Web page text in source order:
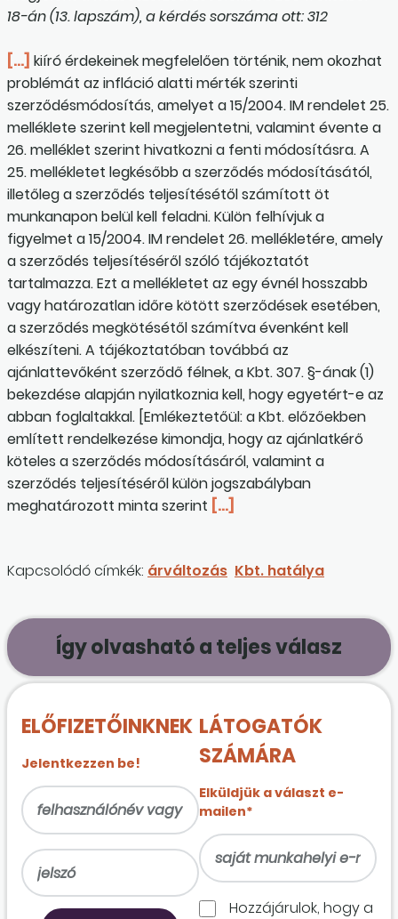
18-án (13. lapszám), a kérdés sorszáma ott: 312
[…] kiíró érdekeinek megfelelően történik, nem okozhat
problémát az infláció alatti mérték szerinti
szerződésmódosítás, amelyet a 15/2004. IM rendelet 25.
melléklete szerint kell megjelentetni, valamint évente a
26. melléklet szerint hivatkozni a fenti módosításra. A
25. mellékletet legkésőbb a szerződés módosításától,
illetőleg a szerződés teljesítésétől számított öt
munkanapon belül kell feladni. Külön felhívjuk a
figyelmet a 15/2004. IM rendelet 26. mellékletére, amely
a szerződés teljesítéséről szóló tájékoztatót
tartalmazza. Ezt a mellékletet az egy évnél hosszabb
vagy határozatlan időre kötött szerződések esetében,
a szerződés megkötésétől számítva évenként kell
elkészíteni. A tájékoztatóban továbbá az
ajánlattevőként szerződő félnek, a Kbt. 307. §-ának (1)
bekezdése alapján nyilatkoznia kell, hogy egyetért-e az
abban foglaltakkal. [Emlékeztetőül: a Kbt. előzőekben
említett rendelkezése kimondja, hogy az ajánlatkérő
köteles a szerződés módosításáról, valamint a
szerződés teljesítéséről külön jogszabályban
meghatározott minta szerint […]
Kapcsolódó címkék: árváltozás Kbt. hatálya
Így olvasható a teljes válasz
ELŐFIZETŐINKNEK
Jelentkezzen be!
LÁTOGATÓK
SZÁMÁRA
Elküldjük a választ e-
mailen*
Hozzájárulok, hogy a